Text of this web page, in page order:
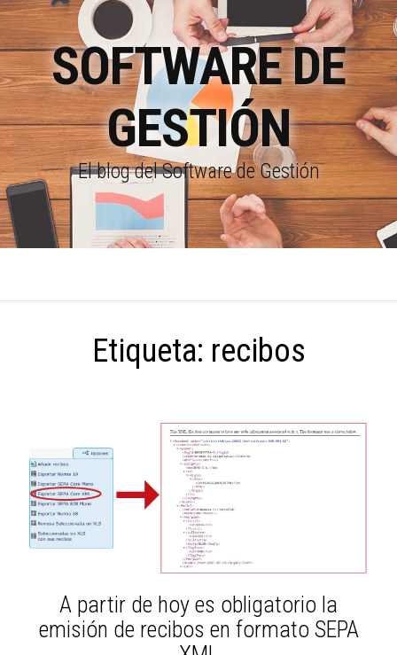
SOFTWARE DE
GESTIÓN
El blog del Software de Gestión
Etiqueta: recibos
A partir de hoy es obligatorio la
emisión de recibos en formato SEPA